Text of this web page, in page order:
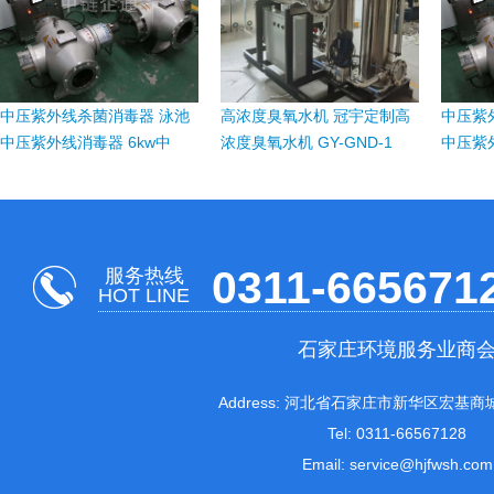
中压紫外线杀菌消毒器 泳池
中压紫外线消毒器 6kw中
高浓度臭氧水机 冠宇定制高
浓度臭氧水机 GY-GND-1
中压紫
中压紫
服务热线
HOT LINE
0311-
石家庄环境服务业商
Address: 河北省石家庄市新华区宏基商
Tel: 0311-66567128
Email: service@hjfwsh.com